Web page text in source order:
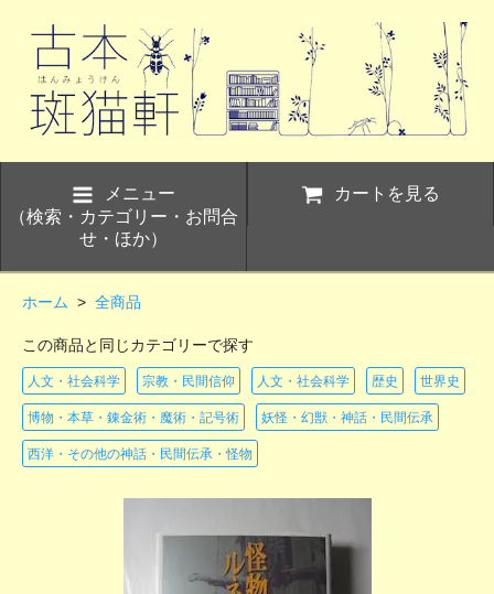
メニュー
（検索・カテゴリー・お問合
せ・ほか）
カートを見る
ホーム > 全商品
この商品と同じカテゴリーで探す
人文・社会科学 宗教・民間信仰 人文・社会科学 歴史 世界史
博物・本草・錬金術・魔術・記号術 妖怪・幻獣・神話・民間伝承
西洋・その他の神話・民間伝承・怪物